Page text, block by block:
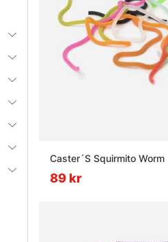
Caster´S Squirmito Worm
89 kr